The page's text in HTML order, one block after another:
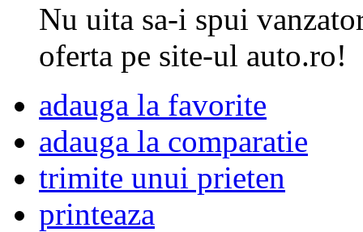
Nu uita sa-i spui
oferta pe site-ul auto.ro!
adauga la favorite
adauga la comparatie
trimite unui prieten
printeaza